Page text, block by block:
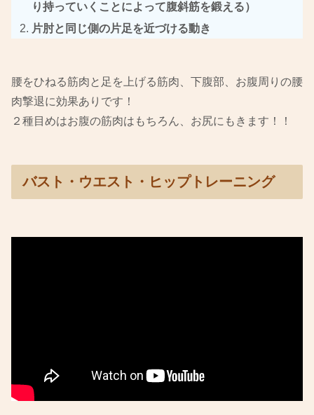
り持っていくことによって腹斜筋を鍛える）
片肘と同じ側の片足を近づける動き
腰をひねる筋肉と足を上げる筋肉、下腹部、お腹周りの腰
肉撃退に効果ありです！
２種目めはお腹の筋肉はもちろん、お尻にもきます！！
バスト・ウエスト・ヒップトレーニング